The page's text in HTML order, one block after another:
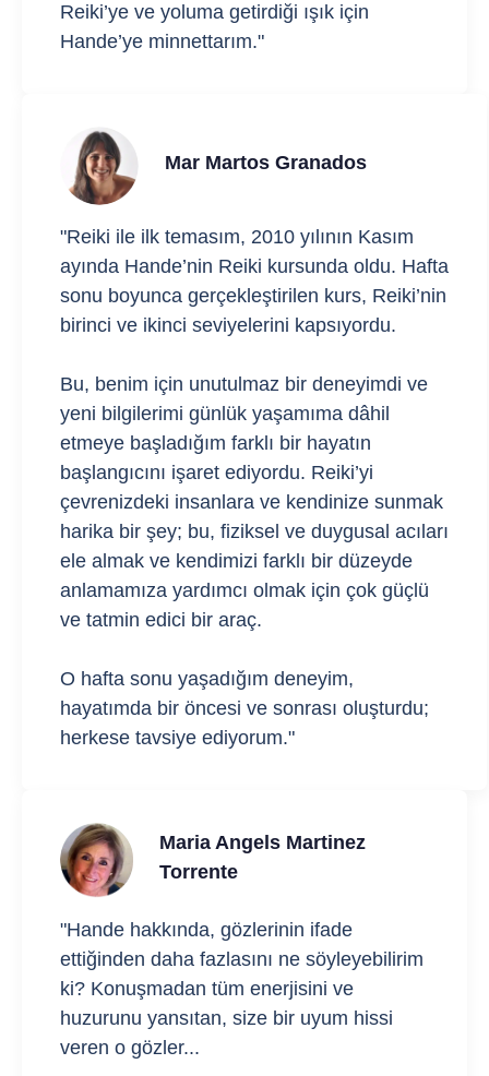
Reiki’ye ve yoluma getirdiği ışık için
Hande’ye minnettarım."
"Reiki ile ilk temasım, 2010 yılının Kasım
ayında Hande’nin Reiki kursunda oldu. Hafta
sonu boyunca gerçekleştirilen kurs, Reiki’nin
birinci ve ikinci seviyelerini kapsıyordu.
Bu, benim için unutulmaz bir deneyimdi ve
yeni bilgilerimi günlük yaşamıma dâhil
etmeye başladığım farklı bir hayatın
başlangıcını işaret ediyordu. Reiki’yi
çevrenizdeki insanlara ve kendinize sunmak
harika bir şey; bu, fiziksel ve duygusal acıları
ele almak ve kendimizi farklı bir düzeyde
anlamamıza yardımcı olmak için çok güçlü
ve tatmin edici bir araç.
O hafta sonu yaşadığım deneyim,
hayatımda bir öncesi ve sonrası oluşturdu;
herkese tavsiye ediyorum."
Mar Martos Granados
"Hande hakkında, gözlerinin ifade
ettiğinden daha fazlasını ne söyleyebilirim
ki? Konuşmadan tüm enerjisini ve
huzurunu yansıtan, size bir uyum hissi
veren o gözler...
Maria Angels Martinez
Torrente